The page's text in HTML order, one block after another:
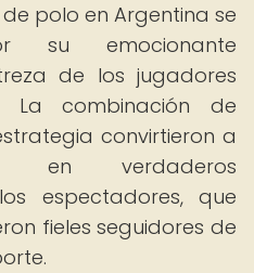
polo en Argentina se
su emocionante
de los jugadores
La combinación de
convirtieron a
en verdaderos
espectadores, que
fieles seguidores de